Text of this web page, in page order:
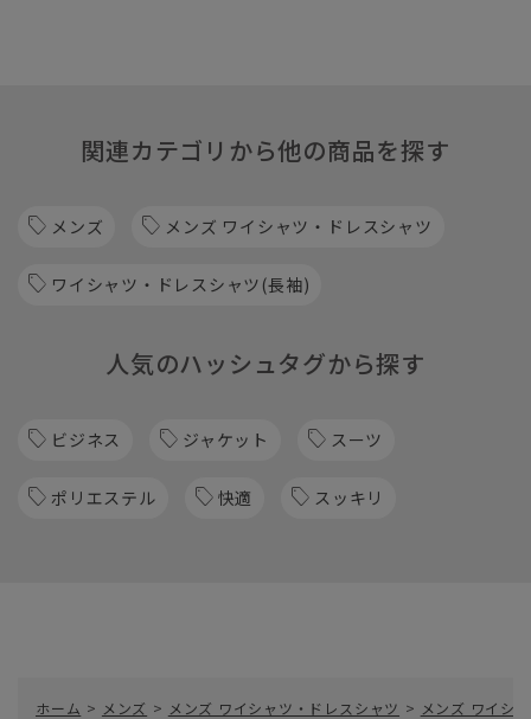
関連カテゴリから他の商品を探す
メンズ メンズ ワイシャツ・ドレスシャツ
ワイシャツ・ドレスシャツ(長袖)
人気のハッシュタグから探す
ビジネス ジャケット スーツ
ポリエステル 快適 スッキリ
ホーム > メンズ > メンズ ワイシャツ・ドレスシャツ > メンズ ワイシ